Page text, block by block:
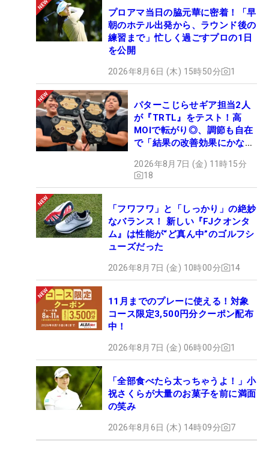
プロアマ当日の脇元華に密着！「早
朝のホテル出発から、ラウンド後の
練習まで」忙しく過ごすプロの1日
を公開
2026年8月6日 (木) 15時50分 1
パターこじらせギア担当2人
が『TRTL』をテスト！高
MOIで転がり◎、調節も自在
で「結果の改善効果にかなり
2026年8月7日 (金) 11時15分
18
「フワフワ」と「しっかり」の絶妙
なバランス！ 新しい『FJクオンタ
ム』は性能が“ど真ん中”のゴルフシ
ューズだった
2026年8月7日 (金) 10時00分 14
11月までのプレーに使える！対象
コース限定3,500円分クーポン配布
中！
2026年8月7日 (金) 06時00分 1
「全部食べたら太っちゃうよ！」小
祝さくらが大量のお菓子を前に満面
の笑み
2026年8月6日 (木) 14時09分 7